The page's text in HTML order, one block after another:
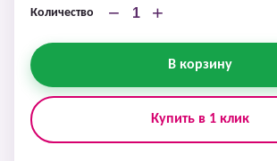
Количество − +
В корзину
Купить в 1 клик